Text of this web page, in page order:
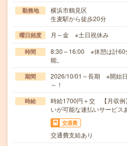
勤務地
横浜市鶴見区
生麦駅から徒歩20分
曜日頻度 月～金 ※土日祝休み
時間
8:30～16:00 ※休憩は計60
能。
期間
2026/10/01～長期 ※開始
～！
時給
時給1700円＋交 【月収
いが可能な速払いサービス
交通費
交通費支給あり